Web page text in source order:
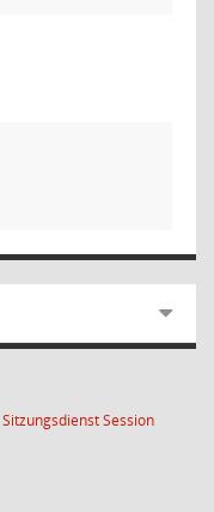
SitzungsdienstSession(Wird in